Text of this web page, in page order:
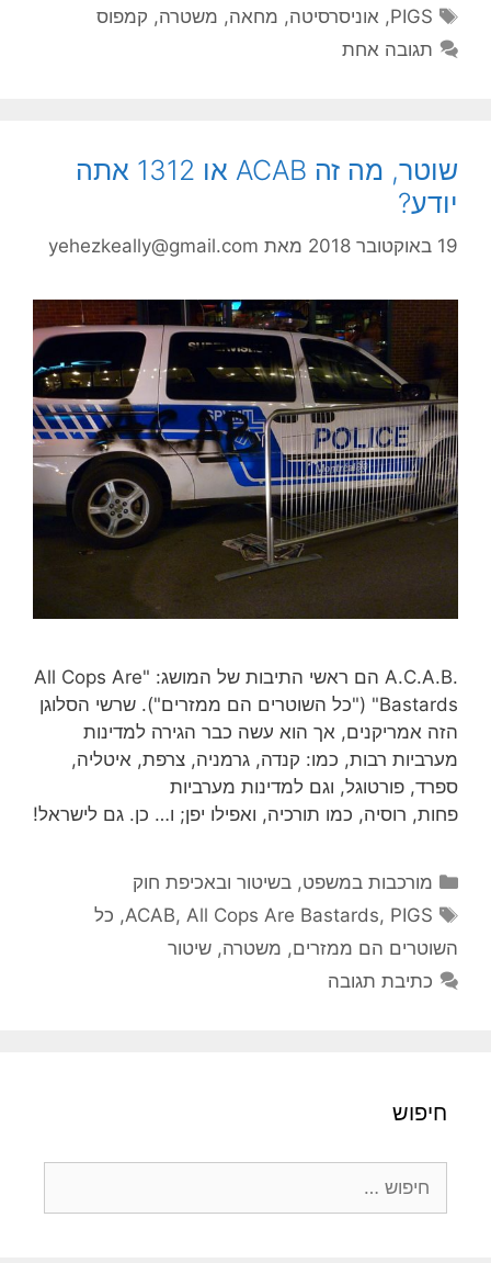
תגיות
PIGS
, אוניסרסיטה, מחאה, משטרה, קמפוס
תגובה אחת
שוטר, מה זה ACAB או 1312 אתה
יודע?
19 באוקטובר 2018 מאת yehezkeally@gmail.com
.A.C.A.B הם ראשי התיבות של המושג: "All Cops Are
Bastards" ("כל השוטרים הם ממזרים"). שרשי הסלוגן
הזה אמריקנים, אך הוא עשה כבר הגירה למדינות
מערביות רבות, כמו: קנדה, גרמניה, צרפת, איטליה,
ספרד, פורטוגל, וגם למדינות מערביות
פחות, רוסיה, כמו תורכיה, ואפילו יפן; ו… כן. גם לישראל!
קטגוריות
מורכבות במשפט, בשיטור ובאכיפת חוק
תגיות
ACAB, All Cops Are Bastards, PIGS
, כל
השוטרים הם ממזרים, משטרה, שיטור
כתיבת תגובה
חיפוש